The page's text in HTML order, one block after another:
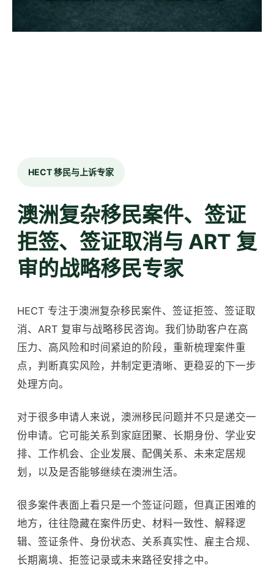
HECT 移民与上诉专家
澳洲复杂移民案件、签证
拒签、签证取消与 ART 复
审的战略移民专家
HECT 专注于澳洲复杂移民案件、签证拒签、签证取
消、ART 复审与战略移民咨询。我们协助客户在高
压力、高风险和时间紧迫的阶段，重新梳理案件重
点，判断真实风险，并制定更清晰、更稳妥的下一步
处理方向。
对于很多申请人来说，澳洲移民问题并不只是递交一
份申请。它可能关系到家庭团聚、长期身份、学业安
排、工作机会、企业发展、配偶关系、未来定居规
划，以及是否能够继续在澳洲生活。
很多案件表面上看只是一个签证问题，但真正困难的
地方，往往隐藏在案件历史、材料一致性、解释逻
辑、签证条件、身份状态、关系真实性、雇主合规、
长期离境、拒签记录或未来路径安排之中。